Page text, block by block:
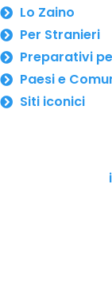
Lo Zaino
Per Stranieri
Preparativi
Paesi e
Siti iconici